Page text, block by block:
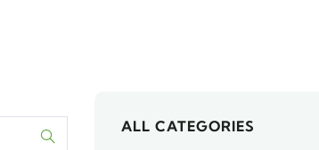
ALL CATEGORIES